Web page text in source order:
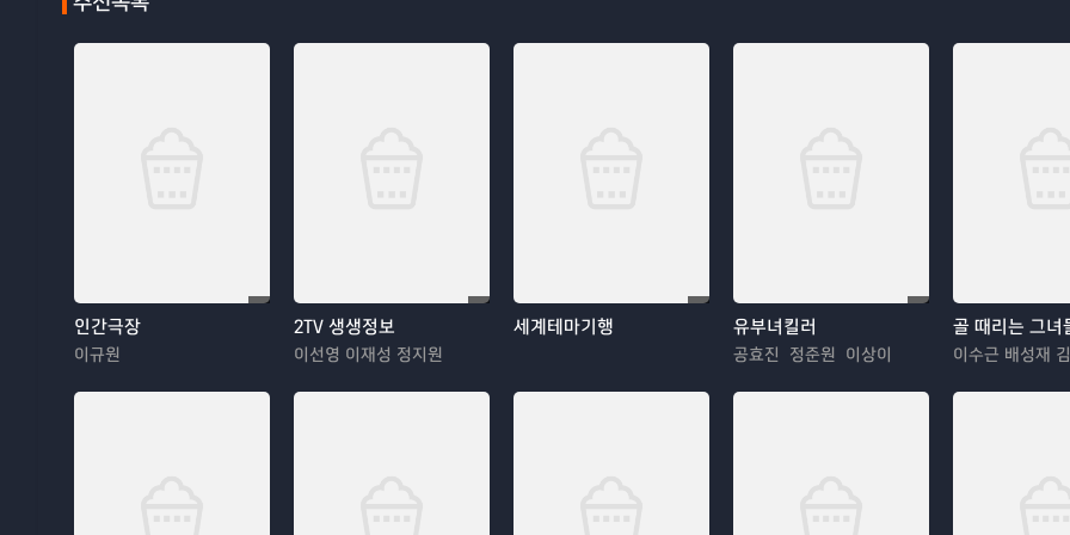
인간극장
이규원
2TV 생생정보
이선영 이재성 정지원
세계테마기행 유부녀킬러
공효진 정준원 이상이
골 때리는 그녀
이수근 배성재